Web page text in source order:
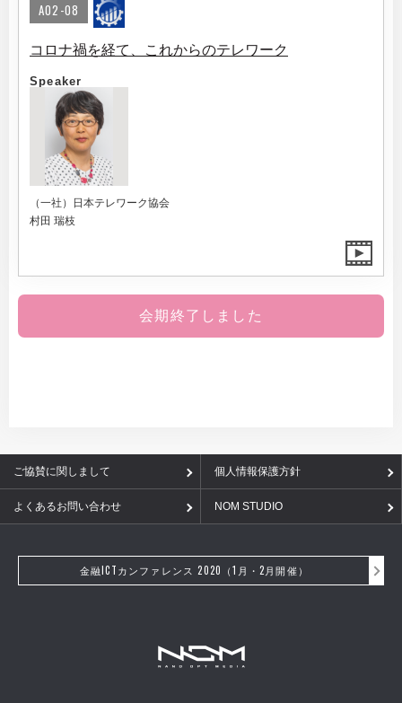
A02-08
コロナ禍を経て、これからのテレワーク
Speaker
（一社）日本テレワーク協会
村田 瑞枝
会期終了しました
ご協賛に関しまして 個人情報保護方針
よくあるお問い合わせ NOM STUDIO
金融ICTカンファレンス 2020（1月・2月開催）